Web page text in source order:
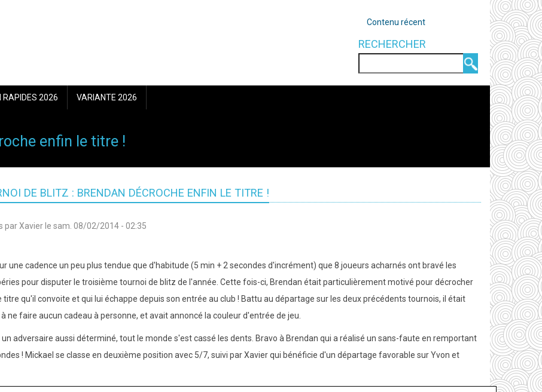
OUTILS
Contenu récent
RECHERCHER
RAPIDES 2026 VARIANTE 2026
enfin le titre !
DE BLITZ : BRENDAN DÉCROCHE ENFIN LE TITRE !
parXavierle sam. 08/02/2014 - 02:35
une cadence un peu plus tendue que d'habitude (5 min + 2 secondes d'incrément) que 8 joueurs acharnés ont bravé les
pour disputer le troisième tournoi de blitz de l'année. Cette fois-ci, Brendan était particulièrement motivé pour décrocher
titre qu'il convoite et qui lui échappe depuis son entrée au club ! Battu au départage sur les deux précédents tournois, il était
ne faire aucun cadeau à personne, et avait annoncé la couleur d'entrée de jeu.
un adversaire aussi déterminé, tout le monde s'est cassé les dents. Bravo à Brendan qui a réalisé un sans-faute en remportant
! Mickael se classe en deuxième position avec 5/7, suivi par Xavier qui bénéficie d'un départage favorable sur Yvon et